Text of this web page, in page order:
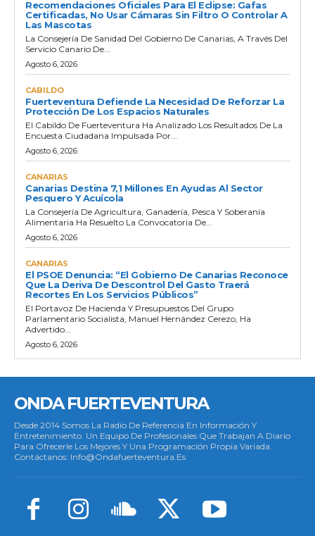
Recomendaciones Oficiales Para El Eclipse: Gafas
Certificadas, No Usar Cámaras Sin Filtro O Controlar A
Las Mascotas
La Consejería De Sanidad Del Gobierno De Canarias, A Través Del
Servicio Canario De...
Agosto 6, 2026
CABILDO
Fuerteventura Defiende La Necesidad De Reforzar La
Protección De Los Espacios Naturales
El Cabildo De Fuerteventura Ha Analizado Los Resultados De La
Encuesta Ciudadana Impulsada Por...
Agosto 6, 2026
CANARIAS
Canarias Destina 7,1 Millones En Ayudas Al Sector
Pesquero Y Acuícola
La Consejería De Agricultura, Ganadería, Pesca Y Soberanía
Alimentaria Ha Resuelto La Convocatoria De...
Agosto 6, 2026
CANARIAS
El PSOE Denuncia: “El Gobierno De Canarias Reconoce
Que La Deriva De Descontrol Del Gasto Traerá
Recortes En Los Servicios Públicos”
El Portavoz De Hacienda Y Presupuestos Del Grupo
Parlamentario Socialista, Manuel Hernández Cerezo, Ha
Advertido...
Agosto 6, 2026
ONDA FUERTEVENTURA
Desde 2014 Somos La Radio De Referencia En Información Y
Entretenimiento. Un Equipo De Profesionales Que Trabajan A Diario
Para Ofrecerle Los Mejores Y Una Programación Propia Variada.
Contáctanos: Info@ondafuerteventura.es